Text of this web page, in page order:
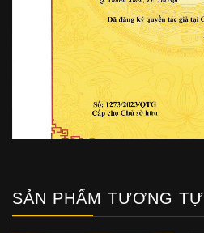
SẢN PHẨM TƯƠNG TỰ